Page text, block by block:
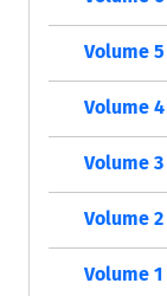
Volume
Volume
Volume 3
Volume
Volume 1